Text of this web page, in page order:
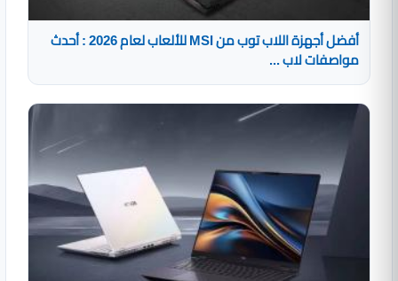
أفضل أجهزة اللاب توب من MSI للألعاب لعام 2026 : أحدث
مواصفات لاب ...